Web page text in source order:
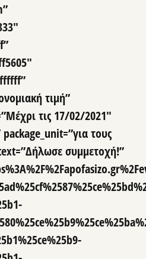
τιμή”
τις 17/02/2021″
τους
συμμετοχή!”